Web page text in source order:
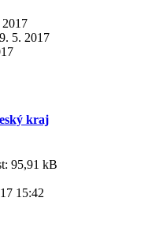
2017
5. 2017
kraj
95,91 kB
15:42